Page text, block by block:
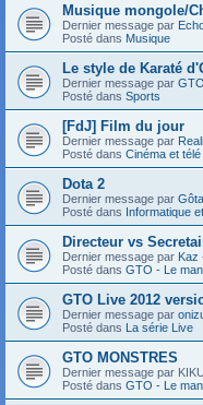
Musique mongole/
Dernier message par
Posté dans Musique
Le style de Karaté
Dernier message par
Posté dans Sports
[FdJ] Film du jour
Dernier message par
Posté dans Cinéma et télé
Dota 2
Dernier message par Gôta
Posté dans Informatique
Directeur vs
Dernier message par Kaz
Posté dans GTO - Le
GTO Live 2012
Dernier message par
Posté dans La série Live
GTO MONSTRES
Dernier message par
Posté dans GTO - Le